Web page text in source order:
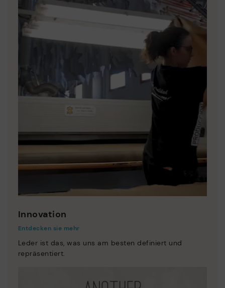
Innovation
Entdecken sie mehr
Leder ist das, was uns am besten definiert und
repräsentiert.